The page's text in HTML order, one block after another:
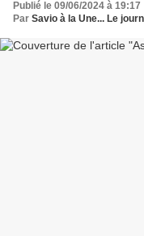
Publié le 09/06/2024 à 19:17
Par Savio à la Une... Le